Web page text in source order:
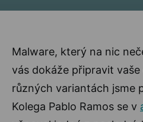
Malware, který na nic
vás dokáže připravit
různých variantách jsme
Kolega Pablo Ramos se v